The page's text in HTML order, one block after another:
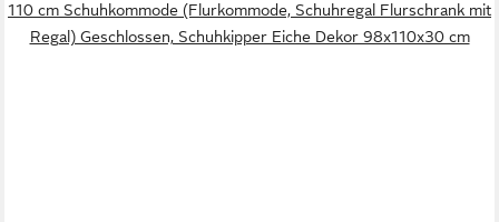
110 cm Schuhkommode (Flurkommode, Schuhregal Flurschrank mit
Regal) Geschlossen, Schuhkipper Eiche Dekor 98x110x30 cm